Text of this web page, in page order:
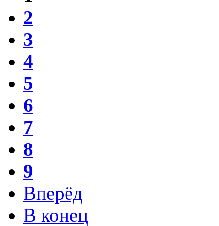
2
3
4
5
6
7
8
9
Вперёд
В конец